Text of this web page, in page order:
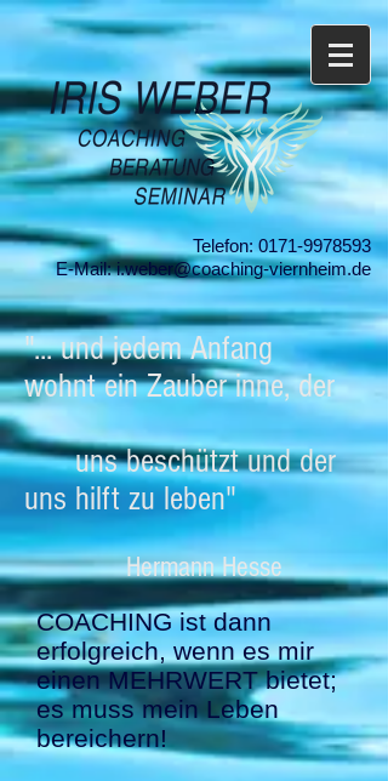
Telefon:0171-9978593
E-Mail:i.weber@coaching-viernheim.de
"... und jedem Anfang
wohnt ein Zauber inne, der
uns beschützt und der
uns hilft zu leben"
Hermann Hesse
COACHING ist dann
erfolgreich, wenn es mir
einen MEHRWERT bietet;
es muss mein Leben
bereichern!